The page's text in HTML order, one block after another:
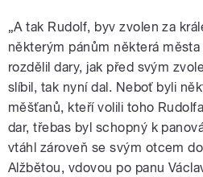
„A tak Rudolf, byv zvolen za
některým pánům některá
rozdělil dary, jak před svým
slíbil, tak nyní dal. Neboť byli
měšťanů, kteří volili toho
dar, třebas byl schopný k
vtáhl zároveň se svým otcem
Alžbětou, vdovou po panu